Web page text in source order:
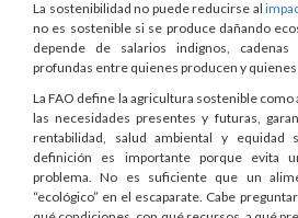
La sostenibilidad no puede reducirse al
no es sostenible si se produce dañando
depende de salarios indignos, cadenas
profundas entre quienes producen y quienes
La FAO define la agricultura sostenible como
las necesidades presentes y futuras,
rentabilidad, salud ambiental y equidad
definición es importante porque evita
problema. No es suficiente que un
“ecológico” en el escaparate. Cabe